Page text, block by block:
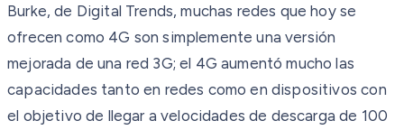
Burke, de Digital Trends, muchas redes que hoy se
ofrecen como 4G son simplemente una versión
mejorada de una red 3G; el 4G aumentó mucho las
capacidades tanto en redes como en dispositivos con
el objetivo de llegar a velocidades de descarga de 100